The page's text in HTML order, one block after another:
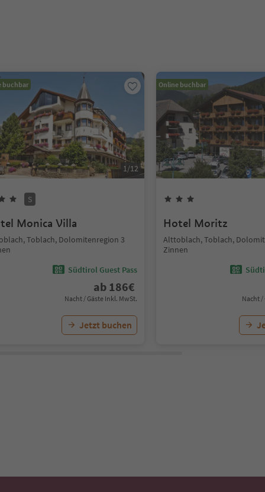
buchbar
1/12
S
Monica Villa
Toblach, Dolomitenregion 3
Südtirol Guest Pass
ab 186€
Nacht / Gäste Inkl. MwSt.
Jetzt buchen
Online buchbar
Hotel Moritz
Alttoblach, Toblach,
Zinnen
Nacht /